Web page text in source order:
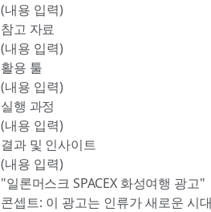
(내용 입력)
참고 자료
(내용 입력)
활용 툴
(내용 입력)
실행 과정
(내용 입력)
결과 및 인사이트
(내용 입력)
"일론머스크 SPACEX 화성여행 광고"
콘셉트: 이 광고는 인류가 새로운 시